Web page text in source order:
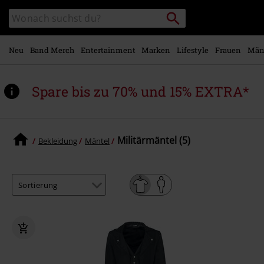
Hauptinhalt
springen
Katalog
durchsuchen
Packstation
suchen
Neu Band Merch Entertainment Marken Lifestyle Frauen
Spare bis zu 70% und 15% EXTRA*
Bekleidung Mäntel Militärmäntel (5)